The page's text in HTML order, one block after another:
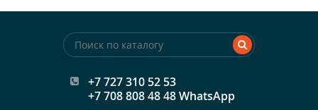
+7 727 310 52 53
+7 708 808 48 48 WhatsApp